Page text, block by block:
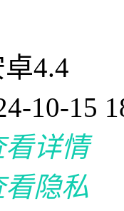
4.4
10-15
看详情
看隐私